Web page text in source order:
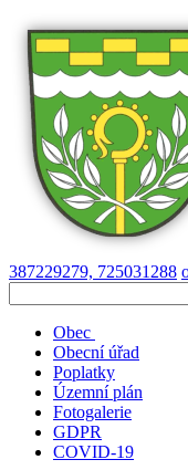
387229279, 725031288
Obec
Obecní úřad
Poplatky
Územní plán
Fotogalerie
GDPR
COVID-19